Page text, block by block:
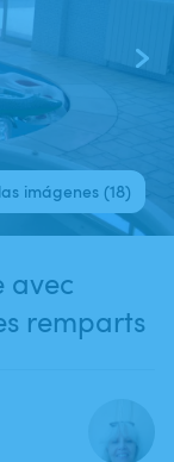
imágenes (18)
avec
remparts